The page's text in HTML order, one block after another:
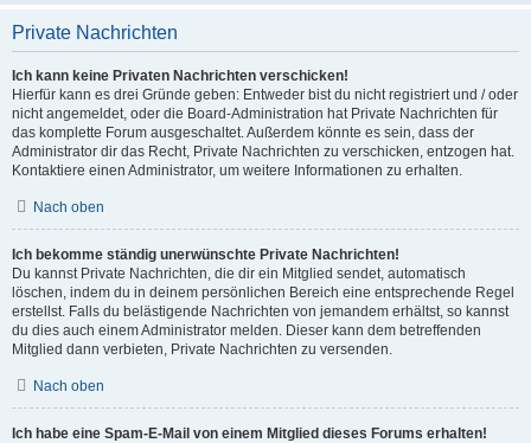
Private Nachrichten
Ich kann keine Privaten Nachrichten verschicken!
Hierfür kann es drei Gründe geben: Entweder bist du nicht registriert und / oder
nicht angemeldet, oder die Board-Administration hat Private Nachrichten für
das komplette Forum ausgeschaltet. Außerdem könnte es sein, dass der
Administrator dir das Recht, Private Nachrichten zu verschicken, entzogen hat.
Kontaktiere einen Administrator, um weitere Informationen zu erhalten.
Nach oben
Ich bekomme ständig unerwünschte Private Nachrichten!
Du kannst Private Nachrichten, die dir ein Mitglied sendet, automatisch
löschen, indem du in deinem persönlichen Bereich eine entsprechende Regel
erstellst. Falls du belästigende Nachrichten von jemandem erhältst, so kannst
du dies auch einem Administrator melden. Dieser kann dem betreffenden
Mitglied dann verbieten, Private Nachrichten zu versenden.
Nach oben
Ich habe eine Spam-E-Mail von einem Mitglied dieses Forums erhalten!